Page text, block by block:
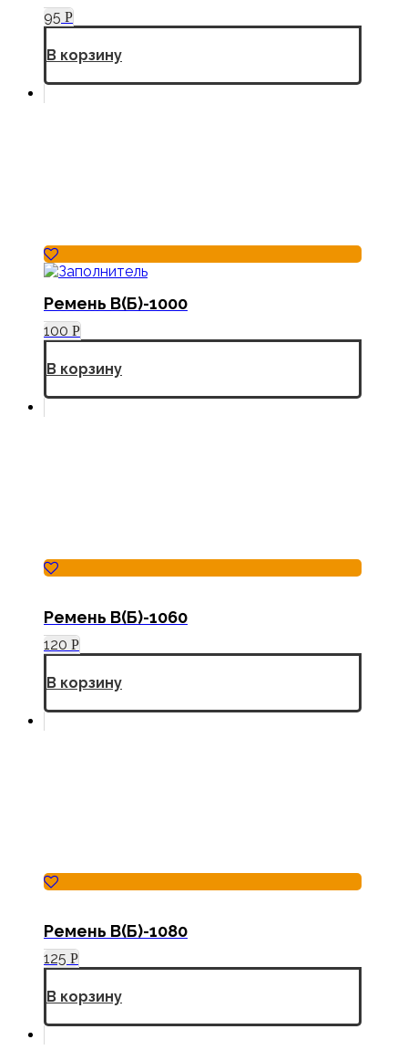
95 Р
В корзину
Ремень В(Б)-1000
100 Р
В корзину
Ремень В(Б)-1060
120 Р
В корзину
Ремень В(Б)-1080
125 Р
В корзину